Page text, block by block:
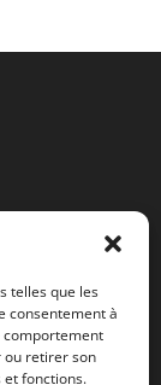
telles que les
consentement à
comportement
ou retirer son
fonctions.